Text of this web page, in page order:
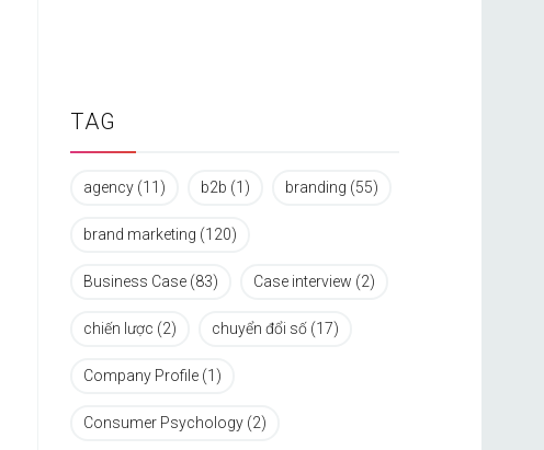
TAG
agency (11) b2b (1) branding (55)
brand marketing (120)
Business Case (83) Case interview (2)
chiến lược (2) chuyển đổi số (17)
Company Profile (1)
Consumer Psychology (2)